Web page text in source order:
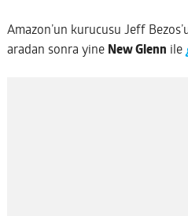
Amazon’un kurucusu Jeff
aradan sonra yine New Glenn ile